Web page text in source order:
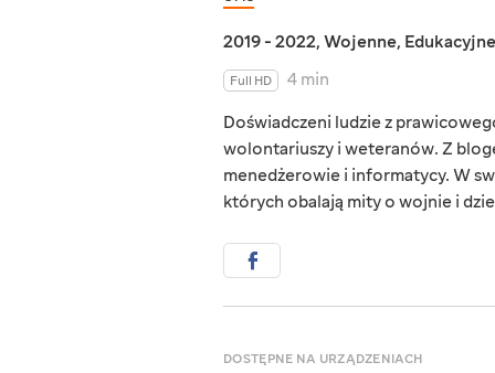
2019 - 2022, Wojenne, Edukacyjne
Full HD
4 min
Doświadczeni ludzie z
wolontariuszy i weteranów. Z
menedżerowie i informatycy. W
których obalają mity o wojnie i
DOSTĘPNE NA URZĄDZENIACH